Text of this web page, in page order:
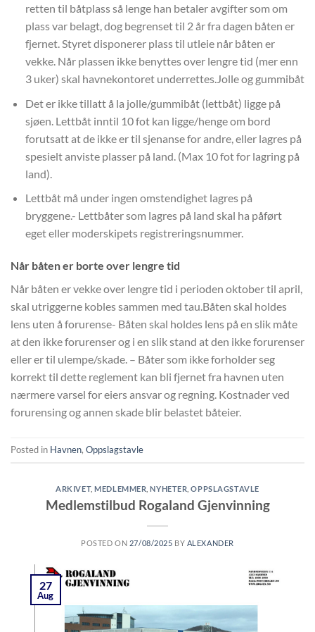
retten til båtplass så lenge han betaler avgifter som om
plass var belagt, dog begrenset til 2 år fra dagen båten er
fjernet. Styret disponerer plass til utleie når båten er
vekke. Når plassen ikke benyttes over lengre tid (mer enn
3 uker) skal havnekontoret underrettes.Jolle og gummibåt
Det er ikke tillatt å la jolle/gummibåt (lettbåt) ligge på
sjøen. Lettbåt inntil 10 fot kan ligge/henge om bord
forutsatt at de ikke er til sjenanse for andre, eller lagres på
spesielt anviste plasser på land. (Max 10 fot for lagring på
land).
Lettbåt må under ingen omstendighet lagres på
bryggene.- Lettbåter som lagres på land skal ha påført
eget eller moderskipets registreringsnummer.
Når båten er borte over lengre tid
Når båten er vekke over lengre tid i perioden oktober til april,
skal utriggerne kobles sammen med tau.Båten skal holdes
lens uten å forurense- Båten skal holdes lens på en slik måte
at den ikke forurenser og i en slik stand at den ikke forurenser
eller er til ulempe/skade. – Båter som ikke forholder seg
korrekt til dette reglement kan bli fjernet fra havnen uten
nærmere varsel for eiers ansvar og regning. Kostnader ved
forurensing og annen skade blir belastet båteier.
Posted in Havnen, Oppslagstavle
ARKIVET,MEDLEMMER ,NYHETER ,OPPSLAGSTAVLE
Medlemstilbud Rogaland Gjenvinning
POSTED ON 27/08/2025 BY ALEXANDER
27
Aug